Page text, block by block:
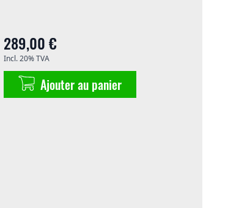
289,00 €
Incl. 20% TVA
Ajouter au panier